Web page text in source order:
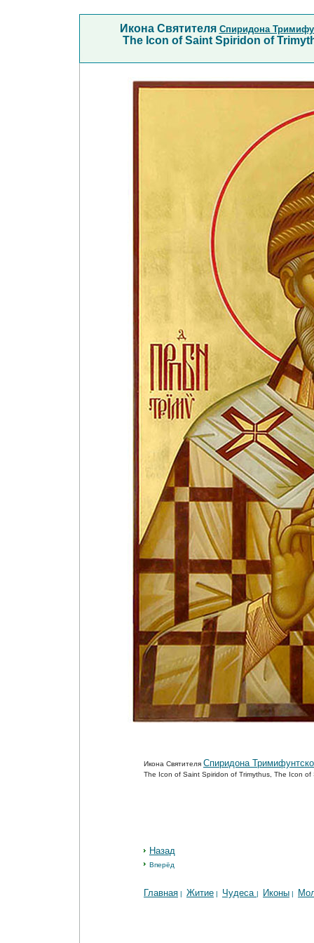
Икона Святителя Спиридона
The Icon of Saint Spiridon of
Икона Святителя Спиридона
The Icon of Saint Spiridon of Trimythus, The Icon
Назад
Вперёд
Главная | Житие | Чудеса | Иконы |